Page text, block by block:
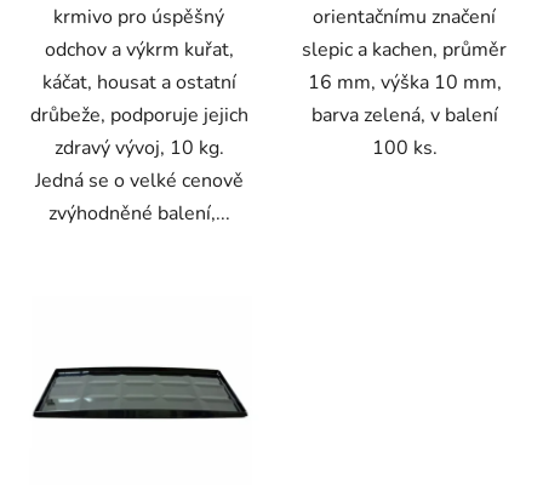
krmivo pro úspěšný
odchov a výkrm kuřat,
káčat, housat a ostatní
drůbeže, podporuje jejich
zdravý vývoj, 10 kg.
Jedná se o velké cenově
zvýhodněné balení,...
orientačnímu značení
slepic a kachen, průměr
16 mm, výška 10 mm,
barva zelená, v balení
100 ks.